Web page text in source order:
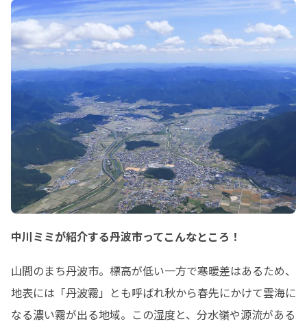
中川ミミが紹介する丹波市ってこんなところ！
山間のまち丹波市。標高が低い一方で寒暖差はあるため、
地表には「丹波霧」とも呼ばれ秋から春先にかけて雲海に
なる濃い霧が出る地域。この湿度と、分水嶺や源流がある